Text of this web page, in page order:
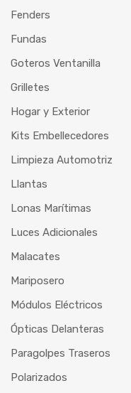
Fenders
Fundas
Goteros Ventanilla
Grilletes
Hogar y Exterior
Kits Embellecedores
Limpieza Automotriz
Llantas
Lonas Marítimas
Luces Adicionales
Malacates
Mariposero
Módulos Eléctricos
Ópticas Delanteras
Paragolpes Traseros
Polarizados